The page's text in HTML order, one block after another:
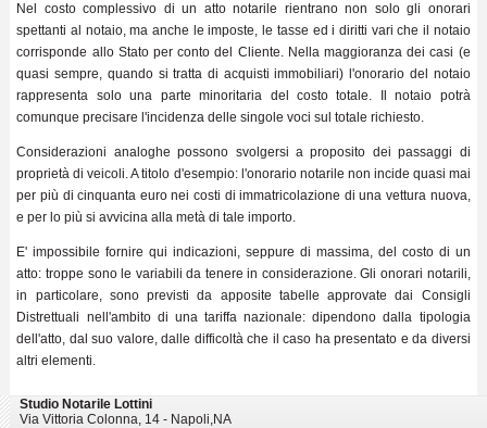
Nel costo complessivo di un atto notarile rientrano non solo gli onorari
spettanti al notaio, ma anche le imposte, le tasse ed i diritti vari che il notaio
corrisponde allo Stato per conto del Cliente. Nella maggioranza dei casi (e
quasi sempre, quando si tratta di acquisti immobiliari) l'onorario del notaio
rappresenta solo una parte minoritaria del costo totale. Il notaio potrà
comunque precisare l'incidenza delle singole voci sul totale richiesto.
Considerazioni analoghe possono svolgersi a proposito dei passaggi di
proprietà di veicoli. A titolo d'esempio: l'onorario notarile non incide quasi mai
per più di cinquanta euro nei costi di immatricolazione di una vettura nuova,
e per lo più si avvicina alla metà di tale importo.
E' impossibile fornire qui indicazioni, seppure di massima, del costo di un
atto: troppe sono le variabili da tenere in considerazione. Gli onorari notarili,
in particolare, sono previsti da apposite tabelle approvate dai Consigli
Distrettuali nell'ambito di una tariffa nazionale: dipendono dalla tipologia
dell'atto, dal suo valore, dalle difficoltà che il caso ha presentato e da diversi
altri elementi.
Studio Notarile Lottini
Via Vittoria Colonna, 14 - Napoli,NA